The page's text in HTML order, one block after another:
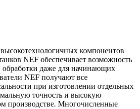
высокотехнологичных компонентов
NEF обеспечивает возможность
даже для начинающих
NEF получают все
при изготовлении отдельных
точность и высокую
производстве. Многочисленные